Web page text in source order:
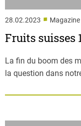
28.02.2023 ■
Fruits suisses
La fin du boom des
la question dans